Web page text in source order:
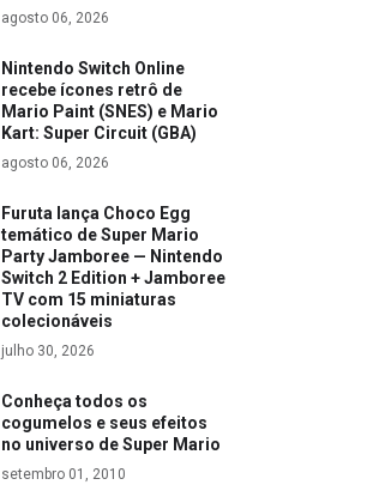
agosto 06, 2026
Nintendo Switch Online
recebe ícones retrô de
Mario Paint (SNES) e Mario
Kart: Super Circuit (GBA)
agosto 06, 2026
Furuta lança Choco Egg
temático de Super Mario
Party Jamboree — Nintendo
Switch 2 Edition + Jamboree
TV com 15 miniaturas
colecionáveis
julho 30, 2026
Conheça todos os
cogumelos e seus efeitos
no universo de Super Mario
setembro 01, 2010